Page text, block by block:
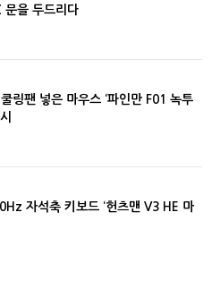
문을 두드리다
링팬 넣은 마우스 ‘파인만 F01 녹투
자석축 키보드 ‘헌츠맨 V3 HE 마